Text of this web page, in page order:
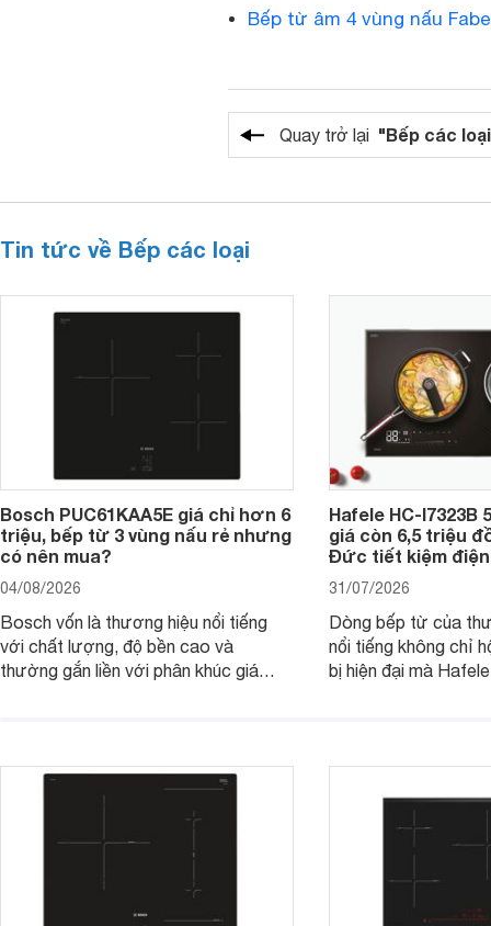
Bếp từ âm 4 vùng nấu
Quay trở lại "Bếp các
Tin tức về Bếp các loại
Bosch PUC61KAA5E giá chỉ hơn 6
triệu, bếp từ 3 vùng nấu rẻ nhưng
có nên mua?
04/08/2026
Bosch vốn là thương hiệu nổi tiếng
với chất lượng, độ bền cao và
thường gắn liền với phân khúc giá
đơn vị phân phối với mức giá khá dễ
tiếp cận, thu hút sự quan tâm của
Hafele HC-I7323B
giá còn 6,5 triệu
Đức tiết kiệm
31/07/2026
Dòng bếp từ của
nổi tiếng không chỉ
bị hiện đại mà
gia đình.